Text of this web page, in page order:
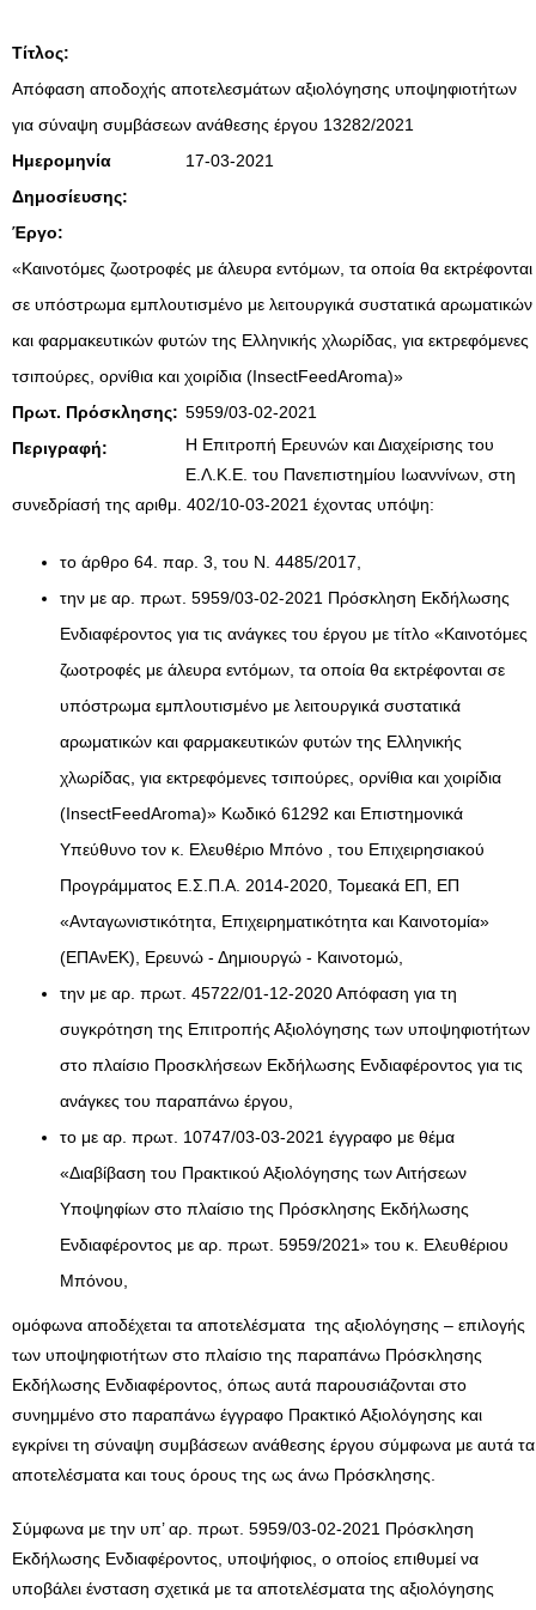
Τίτλος:
Απόφαση αποδοχής αποτελεσμάτων αξιολόγησης υποψηφιοτήτων
για σύναψη συμβάσεων ανάθεσης έργου 13282/2021
Ημερομηνία
Δημοσίευσης:
17-03-2021
Έργο:
«Καινοτόμες ζωοτροφές με άλευρα εντόμων, τα οποία θα εκτρέφονται
σε υπόστρωμα εμπλουτισμένο με λειτουργικά συστατικά αρωματικών
και φαρμακευτικών φυτών της Ελληνικής χλωρίδας, για εκτρεφόμενες
τσιπούρες, ορνίθια και χοιρίδια (InsectFeedAroma)»
Πρωτ. Πρόσκλησης: 5959/03-02-2021
Περιγραφή:
Η Επιτροπή Ερευνών και Διαχείρισης του
Ε.Λ.Κ.Ε. του Πανεπιστημίου Ιωαννίνων, στη
συνεδρίασή της αριθμ. 402/10-03-2021 έχοντας υπόψη:
το άρθρο 64. παρ. 3, του Ν. 4485/2017,
την με αρ. πρωτ. 5959/03-02-2021 Πρόσκληση Εκδήλωσης
Ενδιαφέροντος για τις ανάγκες του έργου με τίτλο «Καινοτόμες
ζωοτροφές με άλευρα εντόμων, τα οποία θα εκτρέφονται σε
υπόστρωμα εμπλουτισμένο με λειτουργικά συστατικά
αρωματικών και φαρμακευτικών φυτών της Ελληνικής
χλωρίδας, για εκτρεφόμενες τσιπούρες, ορνίθια και χοιρίδια
(InsectFeedAroma)» Κωδικό 61292 και Επιστημονικά
Υπεύθυνο τον κ. Ελευθέριο Μπόνο , του Επιχειρησιακού
Προγράμματος Ε.Σ.Π.Α. 2014-2020, Τομεακά ΕΠ, ΕΠ
«Ανταγωνιστικότητα, Επιχειρηματικότητα και Καινοτομία»
(ΕΠΑνΕΚ), Ερευνώ - Δημιουργώ - Καινοτομώ,
την με αρ. πρωτ. 45722/01-12-2020 Απόφαση για τη
συγκρότηση της Επιτροπής Αξιολόγησης των υποψηφιοτήτων
στο πλαίσιο Προσκλήσεων Εκδήλωσης Ενδιαφέροντος για τις
ανάγκες του παραπάνω έργου,
το με αρ. πρωτ. 10747/03-03-2021 έγγραφο με θέμα
«Διαβίβαση του Πρακτικού Αξιολόγησης των Αιτήσεων
Υποψηφίων στο πλαίσιο της Πρόσκλησης Εκδήλωσης
Ενδιαφέροντος με αρ. πρωτ. 5959/2021» του κ. Ελευθέριου
Μπόνου,
ομόφωνα αποδέχεται τα αποτελέσματα της αξιολόγησης – επιλογής
των υποψηφιοτήτων στο πλαίσιο της παραπάνω Πρόσκλησης
Εκδήλωσης Ενδιαφέροντος, όπως αυτά παρουσιάζονται στο
συνημμένο στο παραπάνω έγγραφο Πρακτικό Αξιολόγησης και
εγκρίνει τη σύναψη συμβάσεων ανάθεσης έργου σύμφωνα με αυτά τα
αποτελέσματα και τους όρους της ως άνω Πρόσκλησης.
Σύμφωνα με την υπ’ αρ. πρωτ. 5959/03-02-2021 Πρόσκληση
Εκδήλωσης Ενδιαφέροντος, υποψήφιος, ο οποίος επιθυμεί να
υποβάλει ένσταση σχετικά με τα αποτελέσματα της αξιολόγησης